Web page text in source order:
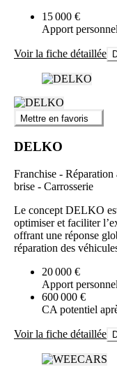
15 000 €
Apport personnel
Voir la fiche détaillée
Mettre en favoris
DELKO
Franchise -
brise - Carrosserie
Le concept DELKO
optimiser et faciliter
offrant une réponse
réparation des
20 000 €
Apport personnel
600 000 €
CA potentiel
Voir la fiche détaillée